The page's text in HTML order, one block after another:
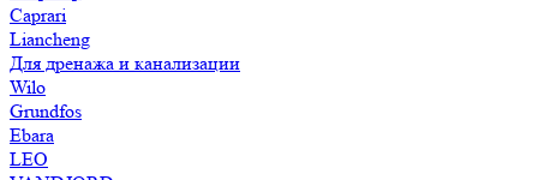
Caprari
Liancheng
Для дренажа и канализации
Wilo
Grundfos
Ebara
LEO